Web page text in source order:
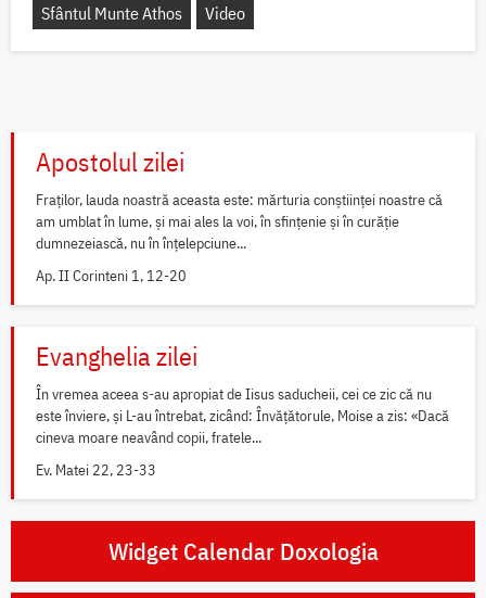
Sfântul Munte Athos
Video
Apostolul zilei
Fraților, lauda noastră aceasta este: mărturia conștiinței noastre că
am umblat în lume, și mai ales la voi, în sfințenie și în curăție
dumnezeiască, nu în înțelepciune...
Ap. II Corinteni 1, 12-20
Evanghelia zilei
În vremea aceea s-au apropiat de Iisus saducheii, cei ce zic că nu
este înviere, și L-au întrebat, zicând: Învățătorule, Moise a zis: «Dacă
cineva moare neavând copii, fratele...
Ev. Matei 22, 23-33
Widget Calendar Doxologia